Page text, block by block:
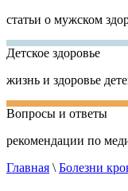
статьи о мужском
Детское здоровье
жизнь и здоровье
Вопросы и ответы
рекомендации по
Главная \ Болезни